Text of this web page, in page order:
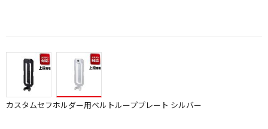
カスタムセフホルダー用ベルトループプレート シルバー